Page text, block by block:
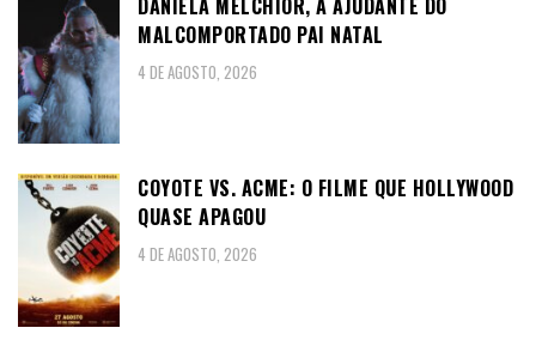
DANIELA MELCHIOR, A AJUDANTE DO
MALCOMPORTADO PAI NATAL
4 DE AGOSTO, 2026
COYOTE VS. ACME: O FILME QUE HOLLYWOOD
QUASE APAGOU
4 DE AGOSTO, 2026